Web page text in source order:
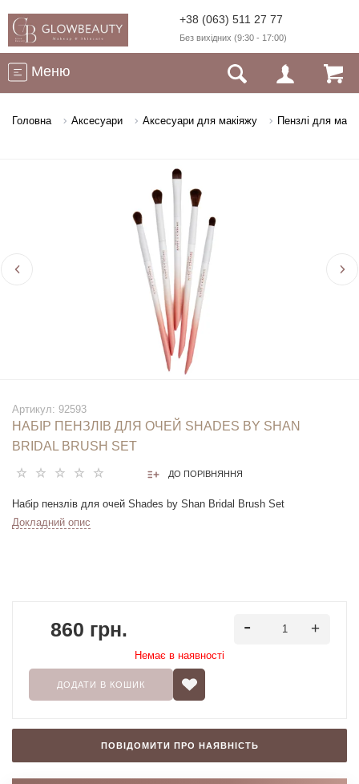
+38 (063) 511 27 77
Без вихідних (9:30 - 17:00)
Меню
Головна Аксесуари Аксесуари для макіяжу Пензлі для
Артикул: 92593
НАБІР ПЕНЗЛІВ ДЛЯ ОЧЕЙ SHADES BY SHAN
BRIDAL BRUSH SET
ДО ПОРІВНЯННЯ
Набір пензлів для очей Shades by Shan Bridal Brush Set
Докладний опис
860 грн.
Немає в наявностi
ДОДАТИ В КОШИК
ПОВІДОМИТИ ПРО НАЯВНІСТЬ